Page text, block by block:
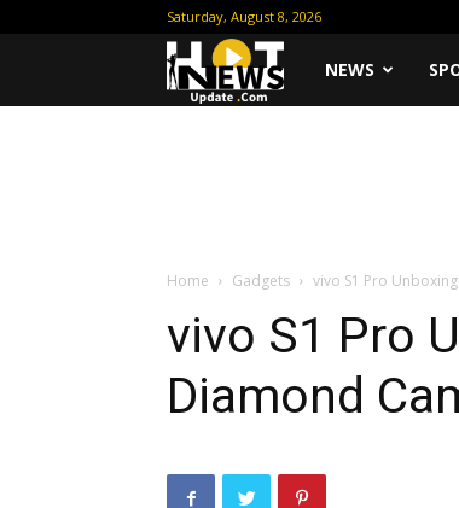
Saturday, August 8, 2026
HotNEWS
Home Gadgets vivo S1 Pro
vivo S1 Pro
Diamond